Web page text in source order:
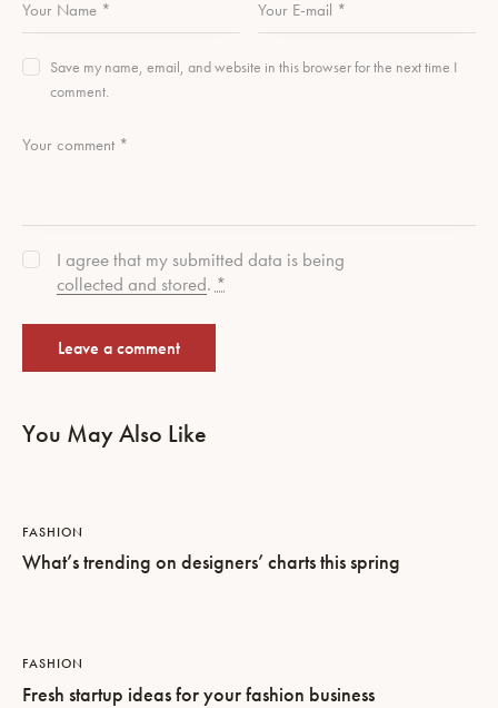
Save my name, email, and website in this browser for the next time I
comment.
I agree that my submitted data is being
collected and stored. *
You May Also Like
FASHION
What’s trending on designers’ charts this spring
FASHION
Fresh startup ideas for your fashion business